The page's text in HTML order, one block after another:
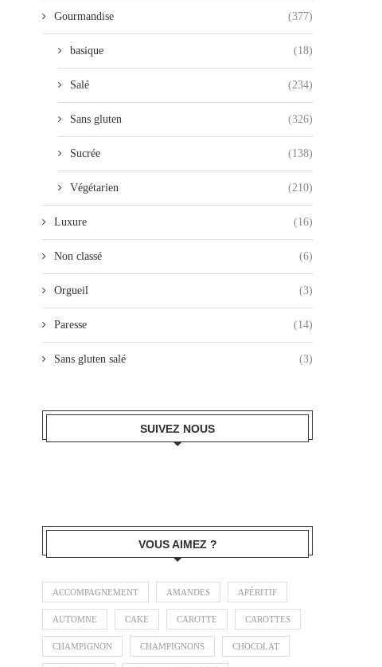
Gourmandise (377)
basique (18)
Salé (234)
Sans gluten (326)
Sucrée (138)
Végétarien (210)
Luxure (16)
Non classé (6)
Orgueil (3)
Paresse (14)
Sans gluten salé (3)
SUIVEZ NOUS
VOUS AIMEZ ?
ACCOMPAGNEMENT AMANDES APÉRITIF
AUTOMNE CAKE CAROTTE CAROTTES
CHAMPIGNON CHAMPIGNONS CHOCOLAT